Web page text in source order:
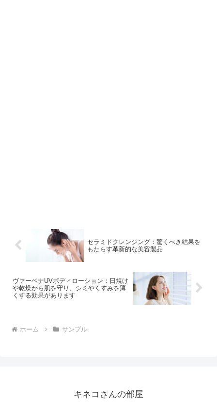
セラミドクレンジング：驚くべき結果を
もたらす革新的な美容製品
ヴァーベナUVボディローション：日焼け
や乾燥から肌を守り、シミやくすみを薄
くする効果があります
ホーム サンプル
キネコさんの部屋